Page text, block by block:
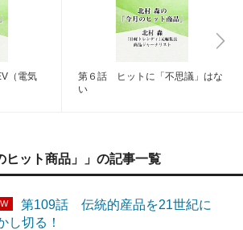
（電気
第６話 ヒットに「不思議」はな
い
ヒット商品」」の記事一覧
第109話 伝統的産品を21世紀に
し切る！